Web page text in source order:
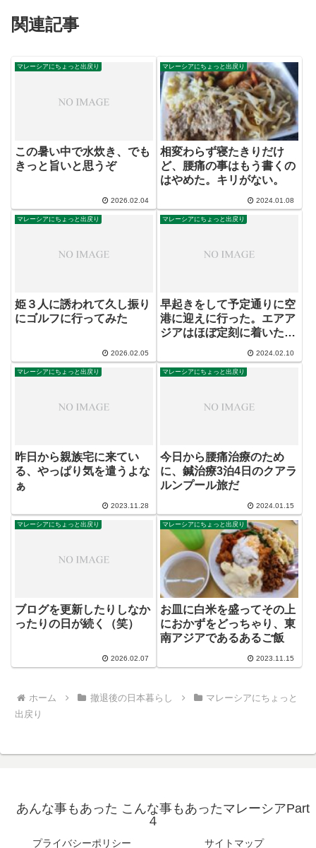
関連記事
マレーシアにちょっと出戻り
この暑い中で水炊き、でも
きっと旨いと思うぞ
2026.02.04
マレーシアにちょっと出戻り
相変わらず寝たきりだけ
ど、腰痛の事はもう書くの
はやめた。キリがない。
2024.01.08
マレーシアにちょっと出戻り
姫３人に誘われて久し振り
にゴルフに行ってみた
2026.02.05
マレーシアにちょっと出戻り
早起きをして予定通りに空
港に迎えに行った。エアア
ジアはほぼ定刻に着いたの
2024.02.10
マレーシアにちょっと出戻り
昨日から親族宅に来てい
る、やっぱり気を遣うよな
ぁ
2023.11.28
マレーシアにちょっと出戻り
今日から腰痛治療のため
に、鍼治療3泊4日のクアラ
ルンプール旅だ
2024.01.15
マレーシアにちょっと出戻り
ブログを更新したりしなか
ったりの日が続く（笑）
2026.02.07
マレーシアにちょっと出戻り
お皿に白米を盛ってその上
におかずをどっちゃり、東
南アジアであるあるご飯
2023.11.15
ホーム 撤退後の日本暮らし
マレーシアにちょっと
出戻り
あんな事もあった こんな事もあったマレーシアPart
４
プライバシーポリシー サイトマップ